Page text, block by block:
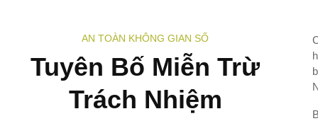
AN TOÀN KHÔNG GIAN SỐ
Tuyên Bố Miễn Trừ
Trách Nhiệm